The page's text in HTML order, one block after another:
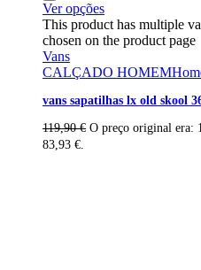
Ver opções
This product has multiple
chosen on the product page
Vans
CALÇADO HOMEM
vans sapatilhas lx old skool
119,90€ O preço original era:
83,93 €.